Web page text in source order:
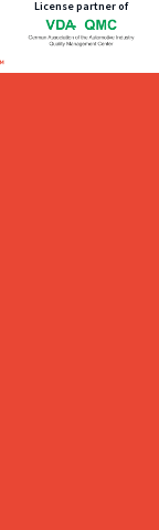
License partner of